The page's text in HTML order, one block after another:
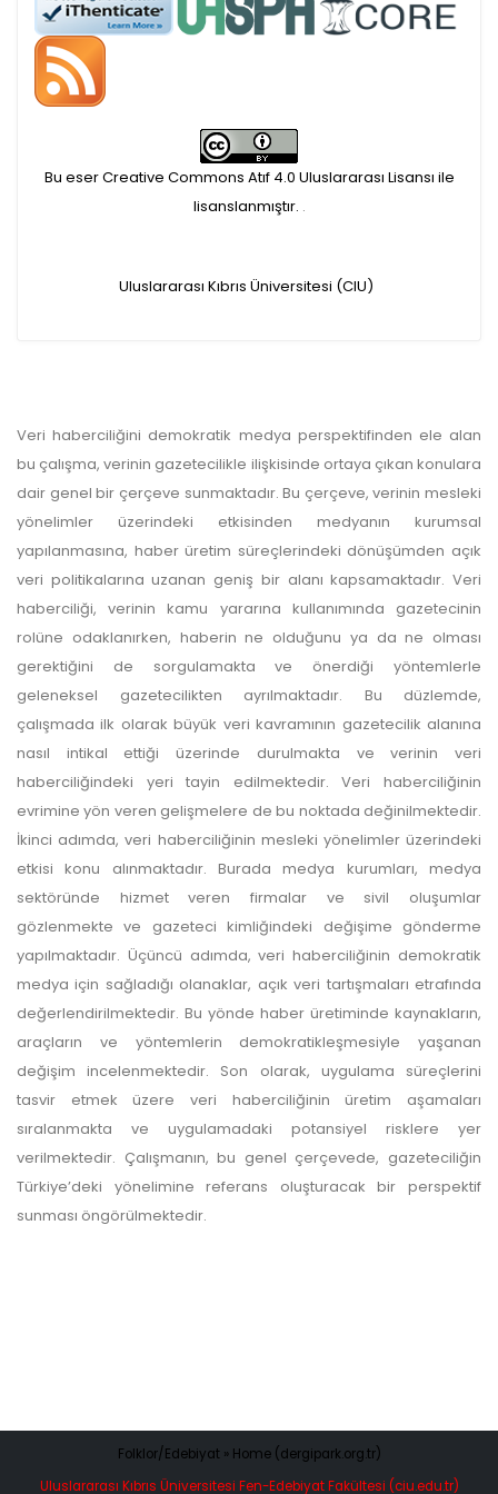
Öndenetimden geçen
makaleler için, 100 Avro
Makale İşletim Ücreti (APC)
alınmaktadır.
makaleler için yazarlara
APC bilgi mesajı
ulaşmadan ödeme yapan
yazarlara geri iade
yapılmamaktadır.
Makale Takip Sistemi
Dergiye makale
gönderilmesi ve
Alan Editörü değerlendirmesi
ve hakem süreçleri,
Dergipark
üzerinden
gerçekleştirilmektedir.
Bu eser Creative Commons Atıf 4.0 Uluslararası Lisansı ile
lisanslanmıştır. .
Uluslararası Kıbrıs Üniversitesi (CIU)
Veri haberciliğini demokratik medya perspektifinden ele alan
bu çalışma, verinin gazetecilikle ilişkisinde ortaya çıkan konulara
dair genel bir çerçeve sunmaktadır. Bu çerçeve, verinin mesleki
yönelimler üzerindeki etkisinden medyanın kurumsal
yapılanmasına, haber üretim süreçlerindeki dönüşümden açık
veri politikalarına uzanan geniş bir alanı kapsamaktadır. Veri
haberciliği, verinin kamu yararına kullanımında gazetecinin
rolüne odaklanırken, haberin ne olduğunu ya da ne olması
gerektiğini de sorgulamakta ve önerdiği yöntemlerle
geleneksel gazetecilikten ayrılmaktadır. Bu düzlemde,
çalışmada ilk olarak büyük veri kavramının gazetecilik alanına
nasıl intikal ettiği üzerinde durulmakta ve verinin veri
haberciliğindeki yeri tayin edilmektedir. Veri haberciliğinin
evrimine yön veren gelişmelere de bu noktada değinilmektedir.
İkinci adımda, veri haberciliğinin mesleki yönelimler üzerindeki
etkisi konu alınmaktadır. Burada medya kurumları, medya
sektöründe hizmet veren firmalar ve sivil oluşumlar
gözlenmekte ve gazeteci kimliğindeki değişime gönderme
yapılmaktadır. Üçüncü adımda, veri haberciliğinin demokratik
medya için sağladığı olanaklar, açık veri tartışmaları etrafında
değerlendirilmektedir. Bu yönde haber üretiminde kaynakların,
araçların ve yöntemlerin demokratikleşmesiyle yaşanan
değişim incelenmektedir. Son olarak, uygulama süreçlerini
tasvir etmek üzere veri haberciliğinin üretim aşamaları
sıralanmakta ve uygulamadaki potansiyel risklere yer
verilmektedir. Çalışmanın, bu genel çerçevede, gazeteciliğin
Türkiye’deki yönelimine referans oluşturacak bir perspektif
sunması öngörülmektedir.
Folklor/Edebiyat » Home (dergipark.org.tr)
Uluslararası Kıbrıs Üniversitesi Fen-Edebiyat Fakültesi (ciu.edu.tr)